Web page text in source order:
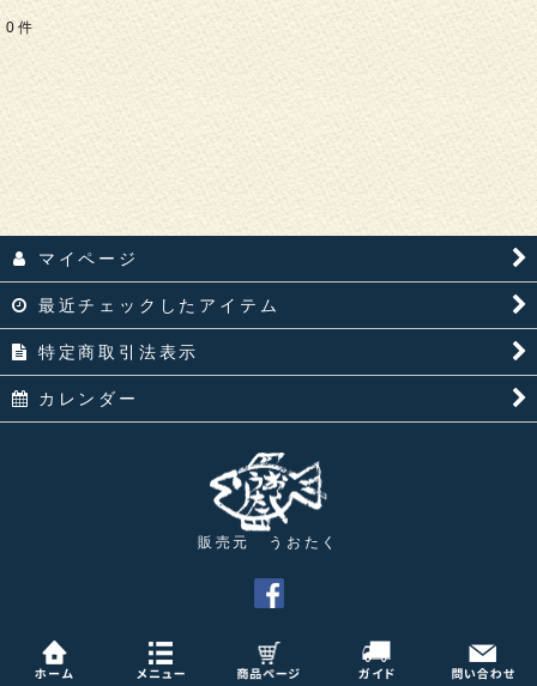
表示数
並び順
絞り込む
0件
マイページ
最近チェックしたアイテム
特定商取引法表示
カレンダー
販売元 うおたく
© uotaku 2018
Powered by おちゃのこネット ネットショップ作成サービス